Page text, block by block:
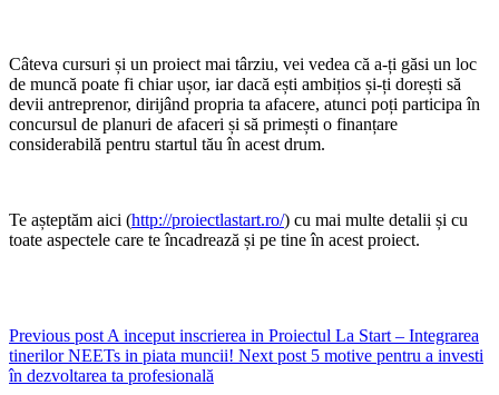
Câteva cursuri și un proiect mai târziu, vei vedea că a-ți găsi un loc
de muncă poate fi chiar ușor, iar dacă ești ambițios și-ți dorești să
devii antreprenor, dirijând propria ta afacere, atunci poți participa în
concursul de planuri de afaceri și să primești o finanțare
considerabilă pentru startul tău în acest drum.
Te așteptăm aici (http://proiectlastart.ro/) cu mai multe detalii și cu
toate aspectele care te încadrează și pe tine în acest proiect.
Previous post A inceput inscrierea in Proiectul La Start – Integrarea
tinerilor NEETs in piata muncii! Next post 5 motive pentru a investi
în dezvoltarea ta profesională